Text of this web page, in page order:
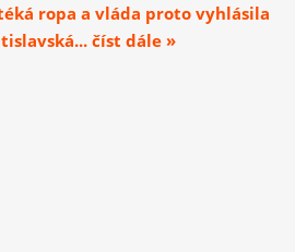
ropa a vláda proto vyhlásila
číst dále »